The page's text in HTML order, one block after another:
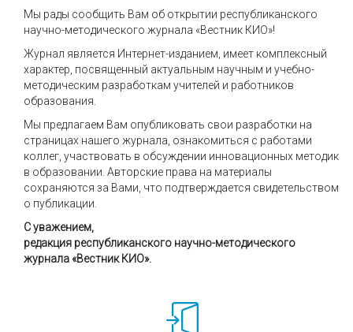
Мы рады сообщить Вам об открытии республиканского
научно-методического журнала «Вестник КИО»!
Журнал является Интернет-изданием, имеет комплексный
характер, посвященный актуальным научным и учебно-
методическим разработкам учителей и работников
образования.
Мы предлагаем Вам опубликовать свои разработки на
страницах нашего журнала, ознакомиться с работами
коллег, участвовать в обсуждении инновационных методик
в образовании. Авторские права на материалы
сохраняются за Вами, что подтверждается свидетельством
о публикации.
С уважением,
редакция республиканского научно-методического
журнала «Вестник КИО».